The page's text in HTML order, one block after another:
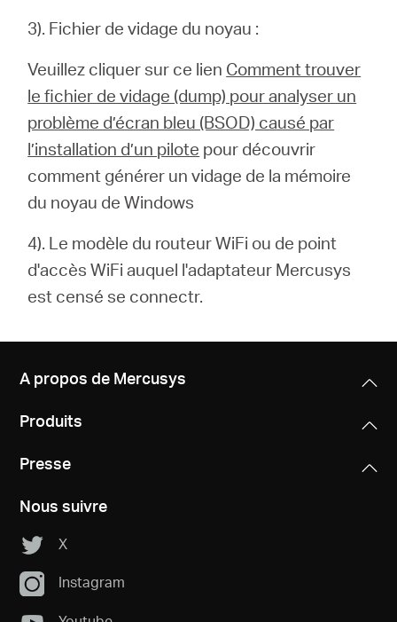
3). Fichier de vidage du noyau :
Veuillez cliquer sur ce lien Comment trouver
le fichier de vidage (dump) pour analyser un
problème d’écran bleu (BSOD) causé par
l’installation d’un pilote pour découvrir
comment générer un vidage de la mémoire
du noyau de Windows
4). Le modèle du routeur WiFi ou de point
d'accès WiFi auquel l'adaptateur Mercusys
est censé se connectr.
A propos de Mercusys
Produits
Presse
Nous suivre
X
Instagram